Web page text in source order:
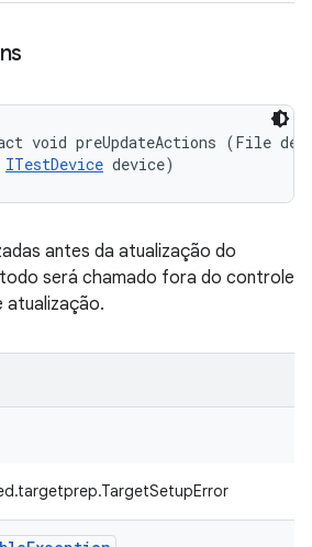
void preUpdateActions (File
ITestDevice device)
antes da atualização do
será chamado fora do controle
atualização.